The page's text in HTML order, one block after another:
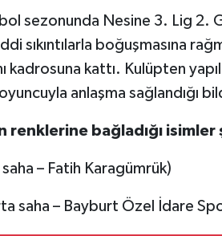
sezonunda Nesine 3. Lig 2.
sıkıntılarla boğuşmasına
kadrosuna kattı. Kulüpten
anlaşma sağlandığı
renklerine bağladığı
– Fatih Karagümrük)
saha – Bayburt Özel İdare